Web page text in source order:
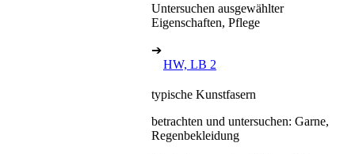
Untersuchen ausgewählter
Eigenschaften, Pflege
➔
HW, LB 2
typische Kunstfasern
betrachten und untersuchen: Garne,
Regenbekleidung